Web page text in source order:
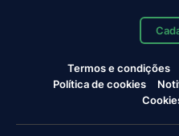
Termos e condições
Política de cookies